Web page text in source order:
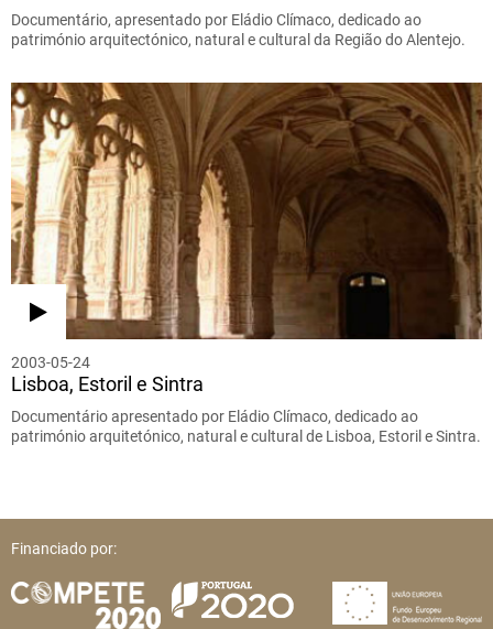
Documentário, apresentado por Eládio Clímaco, dedicado ao
património arquitectónico, natural e cultural da Região do Alentejo.
2003-05-24
Lisboa, Estoril e Sintra
Documentário apresentado por Eládio Clímaco, dedicado ao
património arquitetónico, natural e cultural de Lisboa, Estoril e Sintra.
Financiado por: